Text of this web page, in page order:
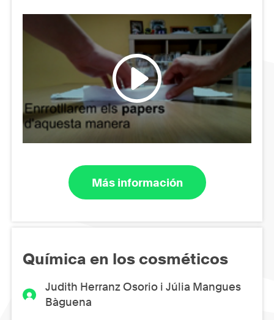
Más información
Química en los cosméticos
Judith Herranz Osorio i Júlia Mangues
Bàguena